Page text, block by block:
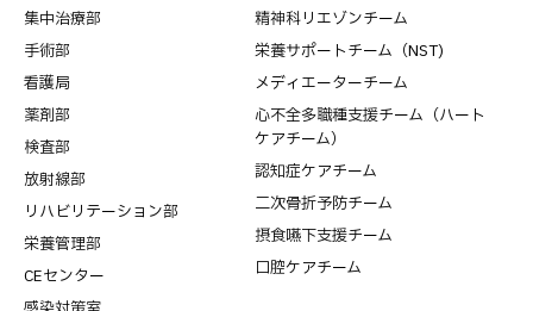
集中治療部
手術部
看護局
薬剤部
検査部
放射線部
リハビリテーション部
栄養管理部
CEセンター
精神科リエゾンチーム
栄養サポートチーム（NST)
メディエーターチーム
心不全多職種支援チーム（ハート
ケアチーム）
認知症ケアチーム
二次骨折予防チーム
摂食嚥下支援チーム
口腔ケアチーム